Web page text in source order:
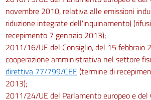
novembre 2010, relativa alle emissioni
riduzione integrate dell'inquinamento)
recepimento 7 gennaio 2013);
2011/16/UE del Consiglio, del 15 febbraio
cooperazione amministrativa nel settore
direttiva 77/799/CEE (termine di
2013);
2011/24/UE del Parlamento europeo e del